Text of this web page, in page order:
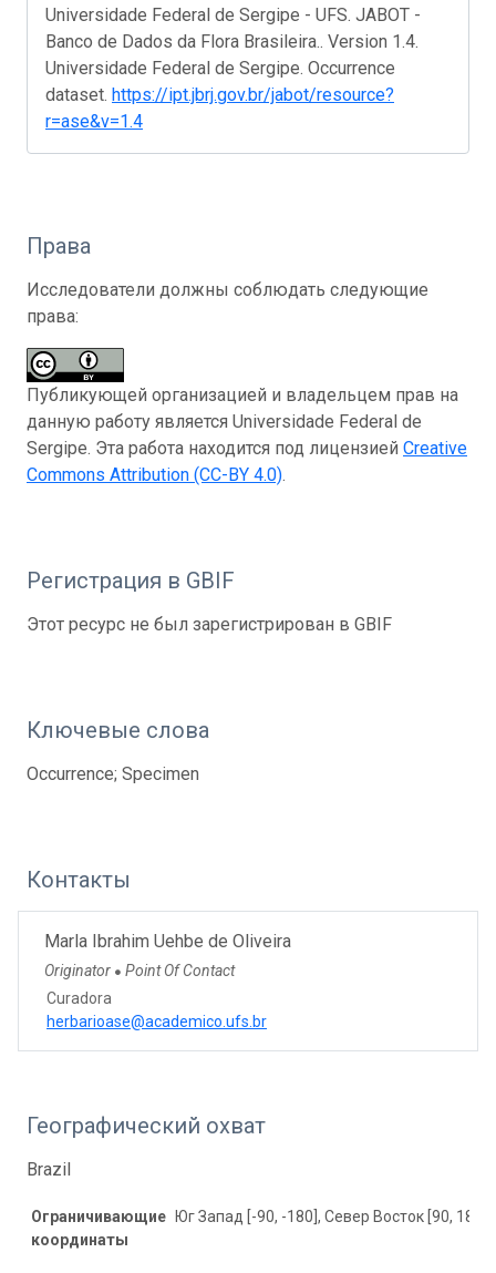
Universidade Federal de Sergipe - UFS. JABOT -
Banco de Dados da Flora Brasileira.. Version 1.4.
Universidade Federal de Sergipe. Occurrence
dataset. https://ipt.jbrj.gov.br/jabot/resource?
r=ase&v=1.4
Права
Исследователи должны соблюдать следующие
права:
Публикующей организацией и владельцем прав на
данную работу является Universidade Federal de
Sergipe. Эта работа находится под лицензией Creative
Commons Attribution (CC-BY 4.0).
Регистрация в GBIF
Этот ресурс не был зарегистрирован в GBIF
Ключевые слова
Occurrence; Specimen
Контакты
Marla Ibrahim Uehbe de Oliveira
Originator ● Point Of Contact
Curadora
herbarioase@academico.ufs.br
Географический охват
Brazil
Ограничивающие
координаты
Юг Запад [-90, -180], Север Восток [90, 180]